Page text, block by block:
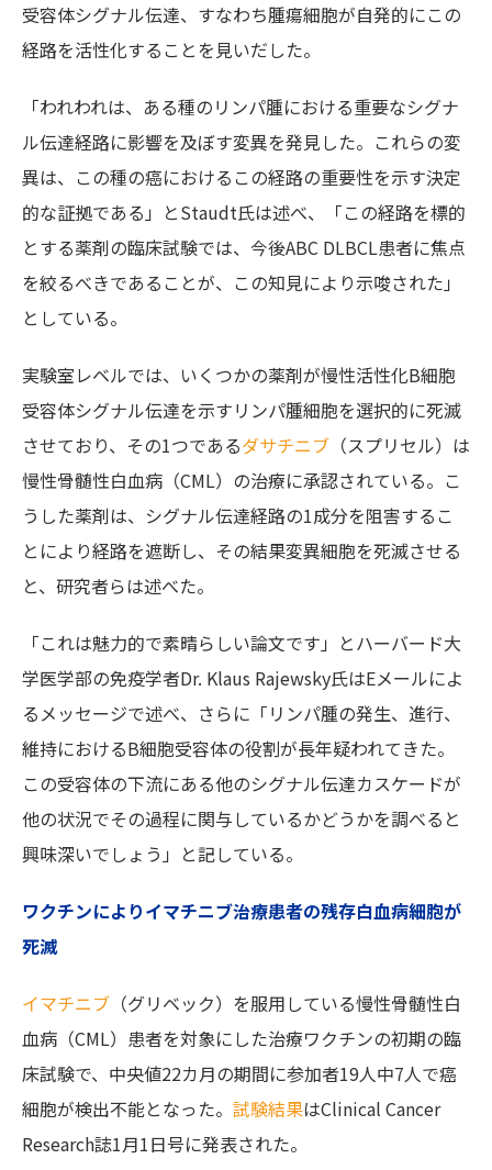
受容体シグナル伝達、すなわち腫瘍細胞が自発的にこの
経路を活性化することを見いだした。
「われわれは、ある種のリンパ腫における重要なシグナ
ル伝達経路に影響を及ぼす変異を発見した。これらの変
異は、この種の癌におけるこの経路の重要性を示す決定
的な証拠である」とStaudt氏は述べ、「この経路を標的
とする薬剤の臨床試験では、今後ABC DLBCL患者に焦点
を絞るべきであることが、この知見により示唆された」
としている。
実験室レベルでは、いくつかの薬剤が慢性活性化B細胞
受容体シグナル伝達を示すリンパ腫細胞を選択的に死滅
させており、その1つであるダサチニブ （スプリセル）は
慢性骨髄性白血病（CML）の治療に承認されている。こ
うした薬剤は、シグナル伝達経路の1成分を阻害するこ
とにより経路を遮断し、その結果変異細胞を死滅させる
と、研究者らは述べた。
「これは魅力的で素晴らしい論文です」とハーバード大
学医学部の免疫学者Dr. Klaus Rajewsky氏はEメールによ
るメッセージで述べ、さらに「リンパ腫の発生、進行、
維持におけるB細胞受容体の役割が長年疑われてきた。
この受容体の下流にある他のシグナル伝達カスケードが
他の状況でその過程に関与しているかどうかを調べると
興味深いでしょう」と記している。
ワクチンによりイマチニブ治療患者の残存白血病細胞が
死滅
イマチニブ （グリベック）を服用している慢性骨髄性白
血病（CML）患者を対象にした治療ワクチンの初期の臨
床試験で、中央値22カ月の期間に参加者19人中7人で癌
細胞が検出不能となった。 試験結果はClinical Cancer
Research誌1月1日号に発表された。